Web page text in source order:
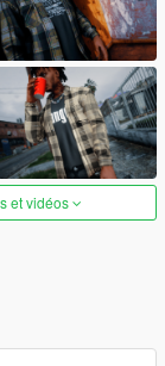
et vidéos